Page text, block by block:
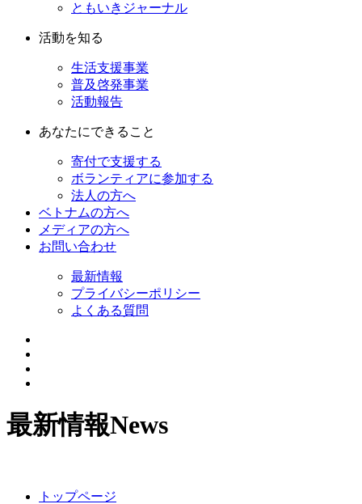
ともいきジャーナル
活動を知る
生活支援事業
普及啓発事業
活動報告
あなたにできること
寄付で支援する
ボランティアに参加する
法人の方へ
ベトナムの方へ
メディアの方へ
お問い合わせ
最新情報
プライバシーポリシー
よくある質問
最新情報News
トップページ